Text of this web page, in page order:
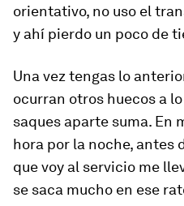
orientativo, no uso el
y ahí pierdo un poco de
Una vez tengas lo
ocurran otros huecos a
saques aparte suma. En
hora por la noche, antes
que voy al servicio me
se saca mucho en ese